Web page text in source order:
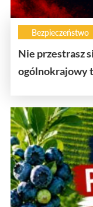
Bezpieczeństwo
Nie przestrasz
ogólnokrajowy